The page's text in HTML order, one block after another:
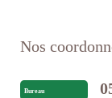
Nos
Bureau